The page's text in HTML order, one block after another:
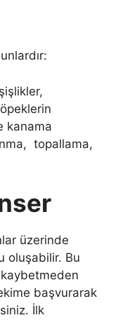
kanama
topallama,
üzerinde
oluşabilir. Bu
başvurarak
İlk